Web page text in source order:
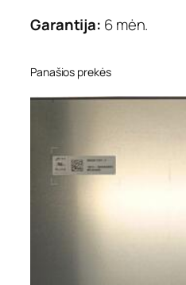
4
i
Garantija: 6 mėn.
Panašios prekės